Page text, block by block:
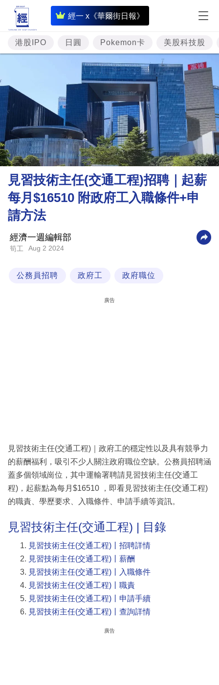
經一 x《華爾街日報》
即
時
財
經
題
投
資
樓
市
理
財
商
科
技
港股IPO 日圓 Pokemon卡 美股科技股
見習技術主任(交通工程)招聘｜起薪
每月$16510 附政府工入職條件+申
請方法
經濟一週編輯部
筍工 Aug 2 2024
公務員招聘 政府工 政府職位
廣告
見習技術主任(交通工程)｜政府工的穩定性以及具有競爭力
的薪酬福利，吸引不少人關注政府職位空缺。公務員招聘涵
蓋多個領域崗位，其中運輸署聘請見習技術主任(交通工
程)，起薪點為每月$16510 ，即看見習技術主任(交通工程)
的職責、學歷要求、入職條件、申請手續等資訊。
見習技術主任(交通工程) | 目錄
見習技術主任(交通工程)丨招聘詳情
見習技術主任(交通工程)丨薪酬
見習技術主任(交通工程)丨入職條件
見習技術主任(交通工程)丨職責
見習技術主任(交通工程)丨申請手續
見習技術主任(交通工程)丨查詢詳情
廣告